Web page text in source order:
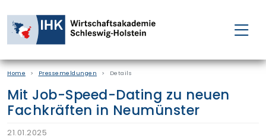
FÜR EINZELPERSONEN
FÜR UNTERNEHMEN
PROJEKTE
Home Pressemeldungen Details
Mit Job-Speed-Dating zu neuen
Fachkräften in Neumünster
21.01.2025